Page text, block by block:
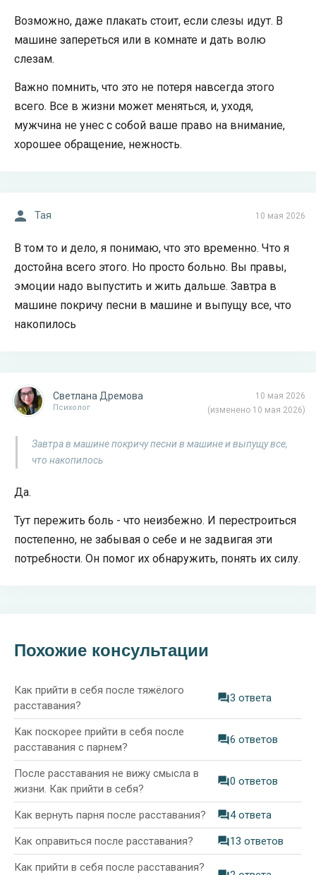
Возможно, даже плакать стоит, если слезы идут. В
машине запереться или в комнате и дать волю
слезам.
Важно помнить, что это не потеря навсегда этого
всего. Все в жизни может меняться, и, уходя,
мужчина не унес с собой ваше право на внимание,
хорошее обращение, нежность.
10 мая 2026
Тая
В том то и дело, я понимаю, что это временно. Что я
достойна всего этого. Но просто больно. Вы правы,
эмоции надо выпустить и жить дальше. Завтра в
машине покричу песни в машине и выпущу все, что
накопилось
10 мая 2026
(изменено 10 мая 2026)
Светлана Дремова
Психолог
Завтра в машине покричу песни в машине и выпущу все,
что накопилось
Да.
Тут пережить боль - что неизбежно. И перестроиться
постепенно, не забывая о себе и не задвигая эти
потребности. Он помог их обнаружить, понять их силу.
Похожие консультации
Как прийти в себя после тяжёлого
расставания?
3 ответа
Как поскорее прийти в себя после
расставания с парнем?
6 ответов
После расставания не вижу смысла в
жизни. Как прийти в себя?
0 ответов
Как вернуть парня после расставания? 4 ответа
Как оправиться после расставания? 13 ответов
Как прийти в себя после расставания?